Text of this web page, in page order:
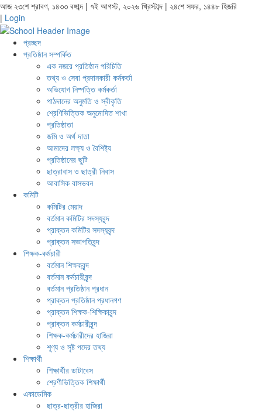
আজ ২৩শে শ্রাবণ, ১৪৩৩ বঙ্গাব্দ | ৭ই আগস্ট, ২০২৬ খ্রিস্টাব্দ | ২৪শে সফর, ১৪৪৮ হিজরি
| Login
প্রচ্ছদ
প্রতিষ্ঠান সম্পর্কিত
এক নজরে প্রতিষ্ঠান পরিচিতি
তথ্য ও সেবা প্রদানকারী কর্মকর্তা
অভিযোগ নিষ্পত্তি কর্মকর্তা
পাঠদানের অনুমতি ও স্বীকৃতি
শ্রেণিভিত্তিক অনুমোদিত শাখা
প্রতিষ্ঠাতা
জমি ও অর্থ দাতা
আমাদের লক্ষ্য ও বৈশিষ্ট্য
প্রতিষ্ঠানের ছুটি
ছাত্রাবাস ও ছাত্রী নিবাস
আবাসিক বাসভবন
কমিটি
কমিটির মেয়াদ
বর্তমান কমিটির সদস্যবৃন্দ
প্রাক্তন কমিটির সদস্যবৃন্দ
প্রাক্তন সভাপতিবৃন্দ
শিক্ষক-কর্মচারী
বর্তমান শিক্ষকবৃন্দ
বর্তমান কর্মচারীবৃন্দ
বর্তমান প্রতিষ্ঠান প্রধান
প্রাক্তন প্রতিষ্ঠান প্রধানগণ
প্রাক্তন শিক্ষক-শিক্ষিকাবৃন্দ
প্রাক্তন কর্মচারীবৃন্দ
শিক্ষক-কর্মচারীদের হাজিরা
শূণ্য ও সৃষ্ট পদের তথ্য
শিক্ষার্থী
শিক্ষার্থীর ডাটাবেস
শ্রেণীভিত্তিক শিক্ষার্থী
একাডেমিক
ছাত্র-ছাত্রীর হাজিরা